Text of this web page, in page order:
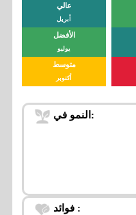
عالي
أبريل
الأفضل
يوليو
متوسط
أكتوبر
النمو في:
فوائد :